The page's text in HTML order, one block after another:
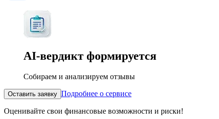
AI-вердикт формируется
Собираем и анализируем отзывы
Оставить заявку Подробнее о сервисе
Оценивайте свои финансовые возможности и риски!